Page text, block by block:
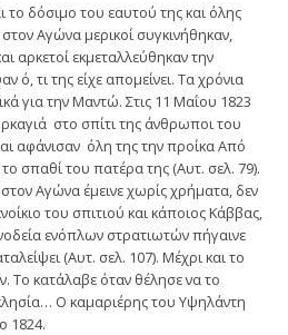
δόσιμο του εαυτού της και όλης
Αγώνα μερικοί συγκινήθηκαν,
αρκετοί εκμεταλλεύθηκαν την
ό, τι της είχε απομείνει. Τα χρόνια
για την Μαντώ. Στις 11 Μαΐου 1823
στο σπίτι της άνθρωποι του
αφάνισαν όλη της την προίκα Από
σπαθί του πατέρα της (Αυτ. σελ. 79).
Αγώνα έμεινε χωρίς χρήματα, δεν
του σπιτιού και κάποιος Κάββας,
ενόπλων στρατιωτών πήγαινε
(Αυτ. σελ. 107). Μέχρι και το
Το κατάλαβε όταν θέλησε να το
Ο καμαριέρης του Υψηλάντη
1824.